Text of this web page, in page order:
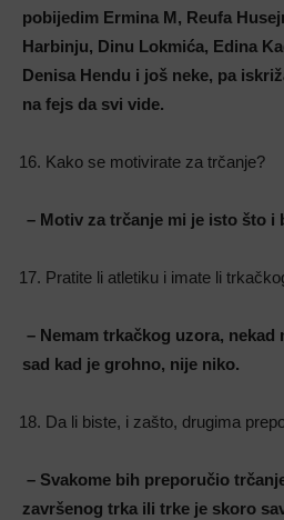
pobijedim Ermina M, Reufa
Harbinju, Dinu Lokmića, Edina
Denisa Hendu i još neke, pa
na fejs da svi vide.
Kako se motivirate za trčanje?
– Motiv za trčanje mi je isto što i
Pratite li atletiku i imate li
– Nemam trkačkog uzora,
sad kad je grohno, nije niko.
Da li biste, i zašto, drugima
– Svakome bih preporučio
završenog trka ili trke je skoro